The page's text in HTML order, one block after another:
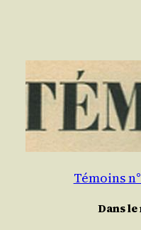
Témoins
Dans